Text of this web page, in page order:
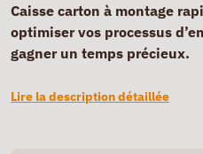
Caisse carton à montage
optimiser vos processus
gagner un temps précieux.
Lire la description détaillée